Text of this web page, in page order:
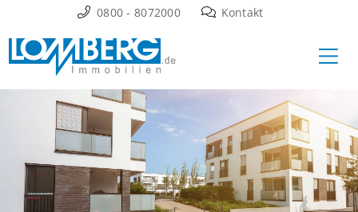
Inhalt
springen
0800 - 8072000 Kontakt